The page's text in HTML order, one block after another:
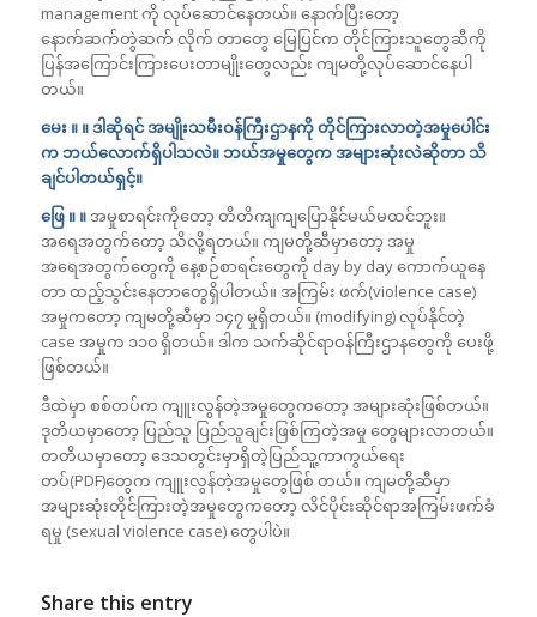
management ကို လုပ်ဆောင်နေတယ်။ နောက်ပြီးတော့
နောက်ဆက်တွဲဆက် လိုက် တာတွေ မြေပြင်က တိုင်ကြားသူတွေဆီကို
ပြန်အကြောင်းကြားပေးတာမျိုးတွေလည်း ကျမတို့လုပ်ဆောင်နေပါ
တယ်။
မေး ။ ။ ဒါဆိုရင် အမျိုးသမီးဝန်ကြီးဌာနကို တိုင်ကြားလာတဲ့အမှုပေါင်း
က ဘယ်လောက်ရှိပါသလဲ။ ဘယ်အမှုတွေက အများဆုံးလဲဆိုတာ သိ
ချင်ပါတယ်ရှင့်။
ဖြေ ။ ။အမှုစာရင်းကိုတော့ တိတိကျကျပြောနိုင်မယ်မထင်ဘူး။
အရေအတွက်တော့ သိလို့ရတယ်။ ကျမတို့ဆီမှာတော့ အမှု
အရေအတွက်တွေကို နေ့စဉ်စာရင်းတွေကို day by day ကောက်ယူနေ
တာ ထည့်သွင်းနေတာတွေရှိပါတယ်။ အကြမ်း ဖက်(violence case)
အမှုကတော့ ကျမတို့ဆီမှာ ၁၄၇ မှုရှိတယ်။ (modifying) လုပ်နိုင်တဲ့
case အမှုက ၁၁၀ ရှိတယ်။ ဒါက သက်ဆိုင်ရာဝန်ကြီးဌာနတွေကို ပေးဖို့
ဖြစ်တယ်။
ဒီထဲမှာ စစ်တပ်က ကျူးလွန်တဲ့အမှုတွေကတော့ အများဆုံးဖြစ်တယ်။
ဒုတိယမှာတော့ ပြည်သူ ပြည်သူချင်းဖြစ်ကြတဲ့အမှု တွေများလာတယ်။
တတိယမှာတော့ ဒေသတွင်းမှာရှိတဲ့ပြည်သူ့ကာကွယ်ရေး
တပ်(PDF)တွေက ကျူးလွန်တဲ့အမှုတွေဖြစ် တယ်။ ကျမတို့ဆီမှာ
အများဆုံးတိုင်ကြားတဲ့အမှုတွေကတော့ လိင်ပိုင်းဆိုင်ရာအကြမ်းဖက်ခံ
ရမှု (sexual violence case) တွေပါပဲ။
Share this entry